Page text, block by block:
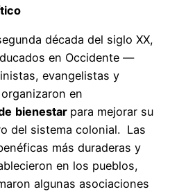
década del siglo XX,
en Occidente —
evangelistas y
en
bienestar para mejorar su
del sistema colonial. Las
más duraderas y
en los pueblos,
algunas asociaciones